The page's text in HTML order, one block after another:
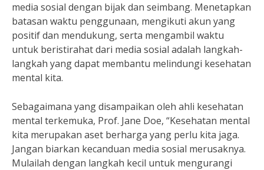
media sosial dengan bijak dan seimbang. Menetapkan
batasan waktu penggunaan, mengikuti akun yang
positif dan mendukung, serta mengambil waktu
untuk beristirahat dari media sosial adalah langkah-
langkah yang dapat membantu melindungi kesehatan
mental kita.
Sebagaimana yang disampaikan oleh ahli kesehatan
mental terkemuka, Prof. Jane Doe, “Kesehatan mental
kita merupakan aset berharga yang perlu kita jaga.
Jangan biarkan kecanduan media sosial merusaknya.
Mulailah dengan langkah kecil untuk mengurangi